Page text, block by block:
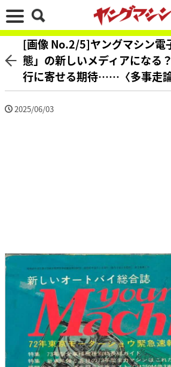
[画像 No.2/5]ヤングマシン電
態」の新しいメディアになる
行に寄せる期待……〈多事走
2025/06/03